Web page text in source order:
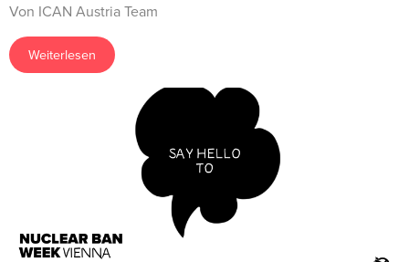
Von ICAN Austria Team
Weiterlesen